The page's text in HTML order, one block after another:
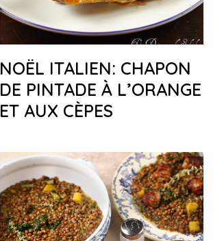
NOËL ITALIEN: CHAPON
DE PINTADE À L’ORANGE
ET AUX CÈPES